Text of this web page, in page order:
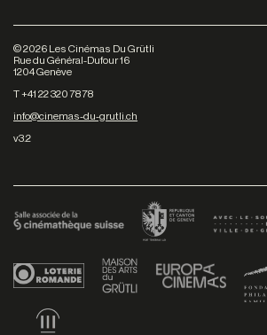
©2026 Les Cinémas Du Grütli
Rue du Général-Dufour 16
1204 Genève
T +41 22 320 78 78
info@cinemas-du-grutli.ch
v3.2